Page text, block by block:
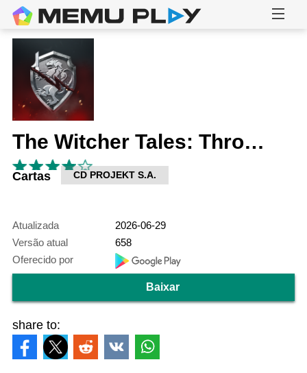
The Witcher Tales: Thronebreaker
Cartas CD PROJEKT S.A.
Atualizada
2026-06-29
Versão atual
658
Oferecido por
Baixar
share to: